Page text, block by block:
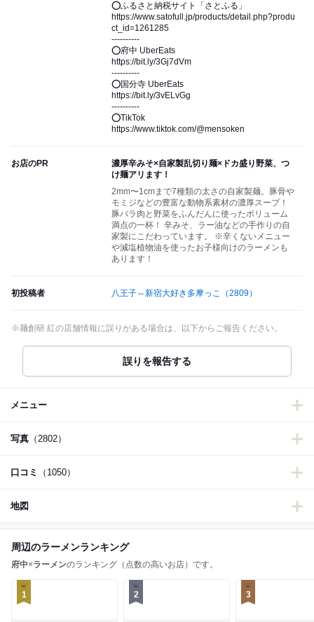
⭕ふるさと納税サイト「さとふる」
https://www.satofull.jp/products/detail.php?produ
ct_id=1261285
----------
⭕府中 UberEats
https://bit.ly/3Gj7dVm
----------
⭕国分寺 UberEats
https://bit.ly/3vELvGg
----------
⭕TikTok
https://www.tiktok.com/@mensoken
お店のPR
濃厚辛みそ×自家製乱切り麺×ドカ盛り野菜、つ
け麺アリます！
2mm〜1cmまで7種類の太さの自家製麺。豚骨や
モミジなどの豊富な動物系素材の濃厚スープ！
豚バラ肉と野菜をふんだんに使ったボリューム
満点の一杯！ 辛みそ、ラー油などの手作りの自
家製にこだわっています。 ※辛くないメニュー
や減塩植物油を使ったお子様向けのラーメンも
あります！
初投稿者 八王子⇔新宿大好き多摩っこ （2809）
※麺創研 紅の店舗情報に誤りがある場合は、以下からご報告ください。
誤りを報告する
メニュー
写真 （2802）
口コミ （1050）
地図
周辺のラーメンランキング
府中×ラーメンのランキング（点数の高いお店）です。
1 2 3